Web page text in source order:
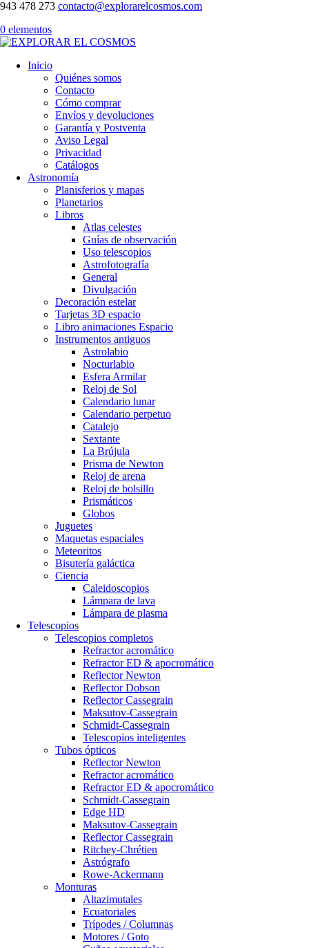
943 478 273 contacto@explorarelcosmos.com
0 elementos
Inicio
Quiénes somos
Contacto
Cómo comprar
Envíos y devoluciones
Garantía y Postventa
Aviso Legal
Privacidad
Catálogos
Astronomía
Planisferios y mapas
Planetarios
Libros
Atlas celestes
Guías de observación
Uso telescopios
Astrofotografía
General
Divulgación
Decoración estelar
Tarjetas 3D espacio
Libro animaciones Espacio
Instrumentos antiguos
Astrolabio
Nocturlabio
Esfera Armilar
Reloj de Sol
Calendario lunar
Calendario perpetuo
Catalejo
Sextante
La Brújula
Prisma de Newton
Reloj de arena
Reloj de bolsillo
Prismáticos
Globos
Juguetes
Maquetas espaciales
Meteoritos
Bisutería galáctica
Ciencia
Caleidoscopios
Lámpara de lava
Lámpara de plasma
Telescopios
Telescopios completos
Refractor acromático
Refractor ED & apocromático
Reflector Newton
Reflector Dobson
Reflector Cassegrain
Maksutov-Cassegrain
Schmidt-Cassegrain
Telescopios inteligentes
Tubos ópticos
Reflector Newton
Refractor acromático
Refractor ED & apocromático
Schmidt-Cassegrain
Edge HD
Maksutov-Cassegrain
Reflector Cassegrain
Ritchey-Chrétien
Astrógrafo
Rowe-Ackermann
Monturas
Altazimutales
Ecuatoriales
Trípodes / Columnas
Motores / Goto